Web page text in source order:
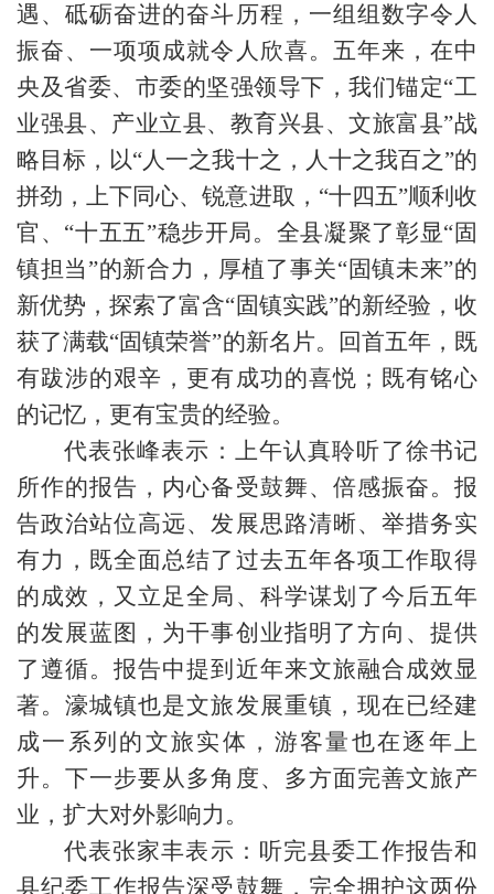
遇、砥砺奋进的奋斗历程，一组组数字令人
振奋、一项项成就令人欣喜。五年来，在中
央及省委、市委的坚强领导下，我们锚定“工
业强县、产业立县、教育兴县、文旅富县”战
略目标，以“人一之我十之，人十之我百之”的
拼劲，上下同心、锐意进取，“十四五”顺利收
官、“十五五”稳步开局。全县凝聚了彰显“固
镇担当”的新合力，厚植了事关“固镇未来”的
新优势，探索了富含“固镇实践”的新经验，收
获了满载“固镇荣誉”的新名片。回首五年，既
有跋涉的艰辛，更有成功的喜悦；既有铭心
的记忆，更有宝贵的经验。
代表张峰表示：上午认真聆听了徐书记
所作的报告，内心备受鼓舞、倍感振奋。报
告政治站位高远、发展思路清晰、举措务实
有力，既全面总结了过去五年各项工作取得
的成效，又立足全局、科学谋划了今后五年
的发展蓝图，为干事创业指明了方向、提供
了遵循。报告中提到近年来文旅融合成效显
著。濠城镇也是文旅发展重镇，现在已经建
成一系列的文旅实体，游客量也在逐年上
升。下一步要从多角度、多方面完善文旅产
业，扩大对外影响力。
代表张家丰表示：听完县委工作报告和
县纪委工作报告深受鼓舞，完全拥护这两份